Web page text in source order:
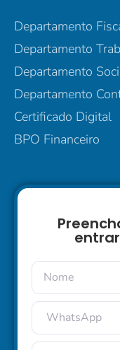
Departamento
Departamento
Departamento
Departamento
Certificado Digital
BPO Financeiro